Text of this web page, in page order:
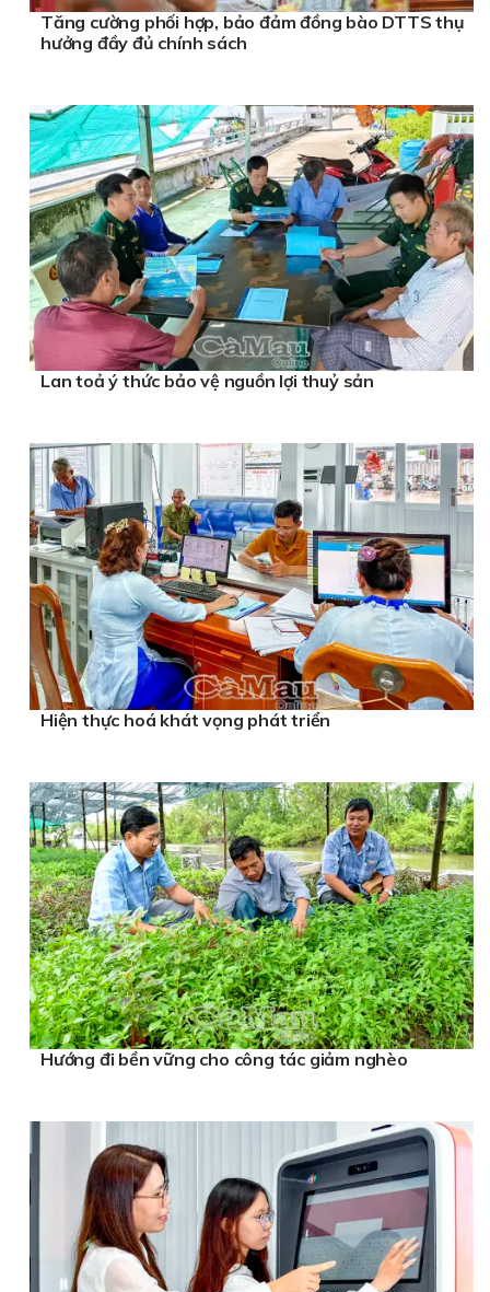
Tăng cường phối hợp, bảo đảm đồng bào DTTS thụ
hưởng đầy đủ chính sách
Lan toả ý thức bảo vệ nguồn lợi thuỷ sản
Hiện thực hoá khát vọng phát triển
Hướng đi bền vững cho công tác giảm nghèo